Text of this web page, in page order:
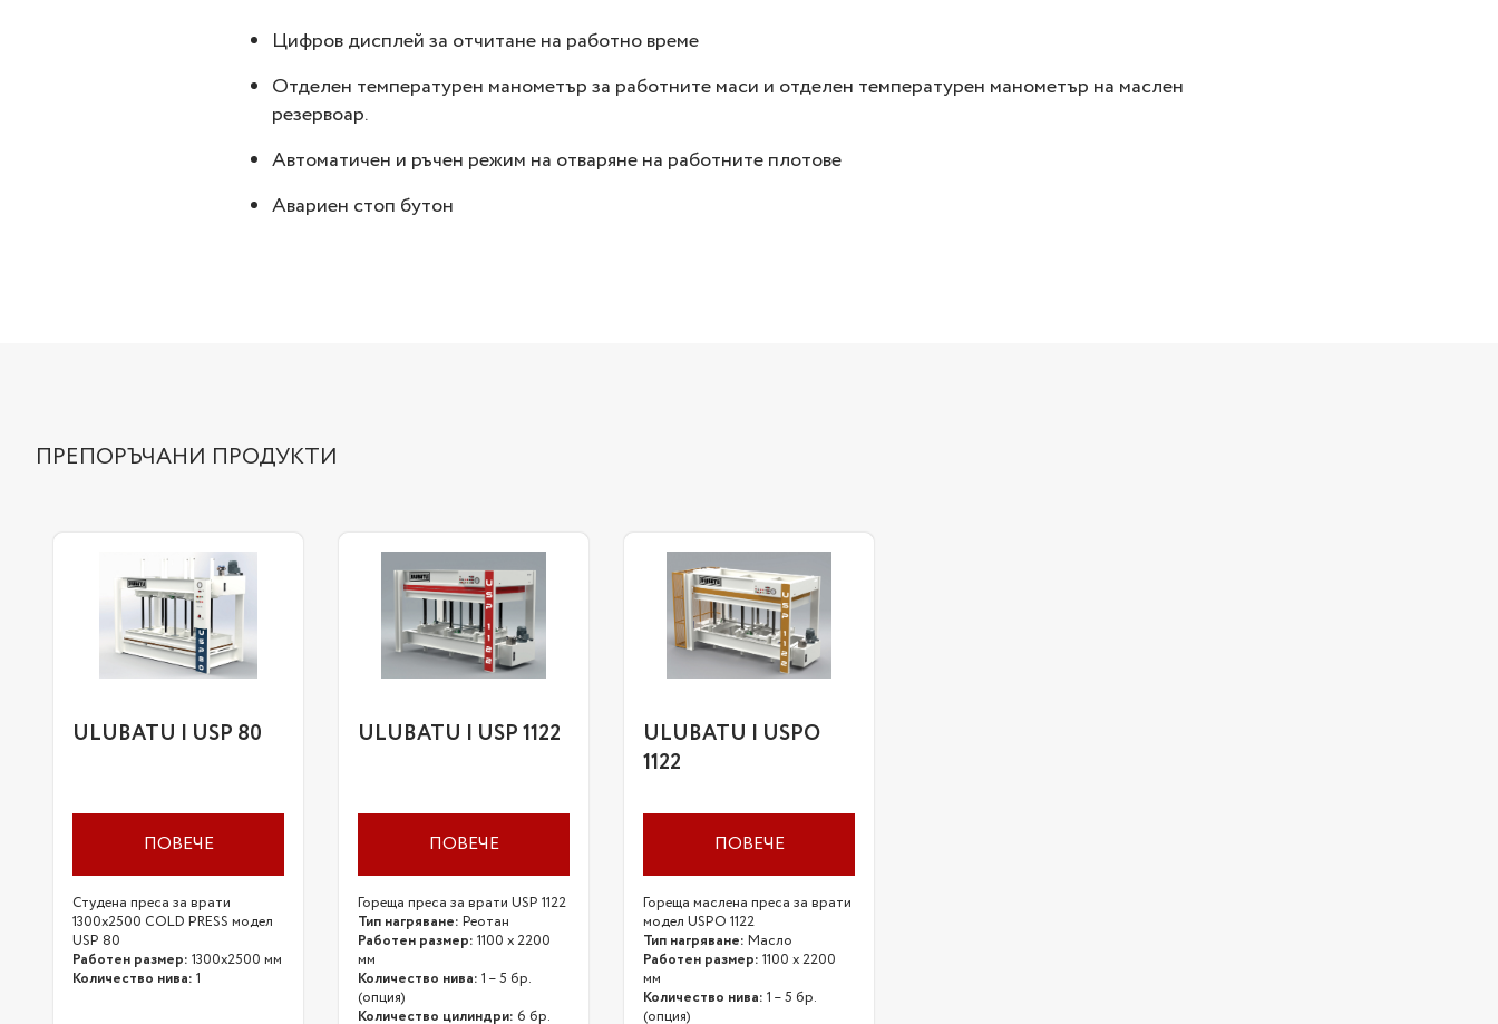
Цифров дисплей за отчитане на работно време
Отделен температурен манометър за работните маси и отделен температурен манометър на маслен
резервоар.
Автоматичен и ръчен режим на отваряне на работните плотове
Авариен стоп бутон
ПРЕПОРЪЧАНИ ПРОДУКТИ
ULUBATU | USP 80
ПОВЕЧЕ
Студена преса за врати
1300x2500 COLD PRESS модел
USP 80
Работен размер: 1300х2500 мм
Количество нива: 1
ULUBATU | USP 1122
ПОВЕЧЕ
Гореща преса за врати USP 1122
Тип нагряване: Реотан
Работен размер: 1100 х 2200
мм
Количество нива: 1 – 5 бр.
(опция)
Количество цилиндри: 6 бр.
ULUBATU | USPO
1122
ПОВЕЧЕ
Гореща маслена преса за врати
модел USPO 1122
Тип нагряване: Масло
Работен размер: 1100 х 2200
мм
Количество нива: 1 – 5 бр.
(опция)